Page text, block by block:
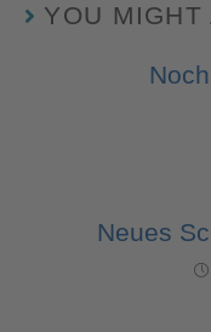
YOU MIGHT
Neues